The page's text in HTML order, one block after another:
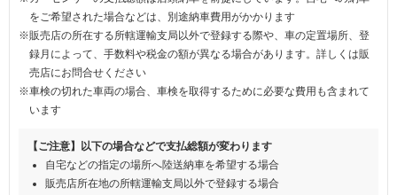
をご希望された場合などは、別途納車費用がかかります
※販売店の所在する所轄運輸支局以外で登録する際や、車の定置場所、登
録月によって、手数料や税金の額が異なる場合があります。詳しくは販
売店にお問合せください
※車検の切れた車両の場合、車検を取得するために必要な費用も含まれて
います
【ご注意】以下の場合などで支払総額が変わります
自宅などの指定の場所へ陸送納車を希望する場合
販売店所在地の所轄運輸支局以外で登録する場合